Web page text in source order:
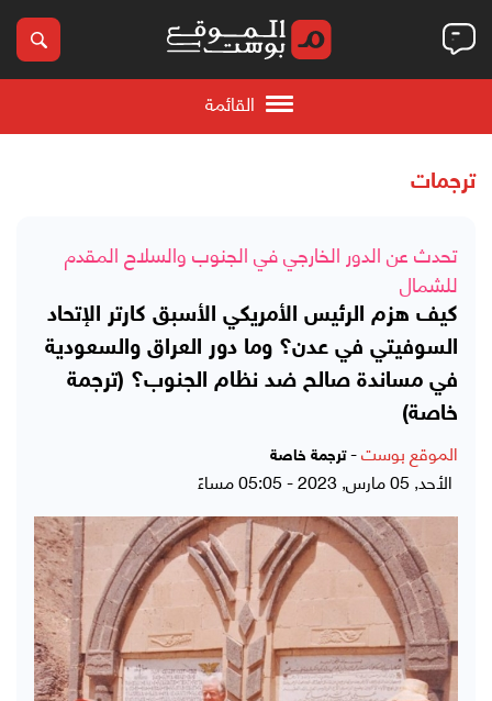
القائمة
ترجمات
تحدث عن الدور الخارجي في الجنوب والسلاح المقدم
للشمال
كيف هزم الرئيس الأمريكي الأسبق كارتر الإتحاد
السوفيتي في عدن؟ وما دور العراق والسعودية
في مساندة صالح ضد نظام الجنوب؟ (ترجمة
خاصة)
الموقع بوست-ترجمة خاصة
الأحد, 05 مارس, 2023 - 05:05 مساءً